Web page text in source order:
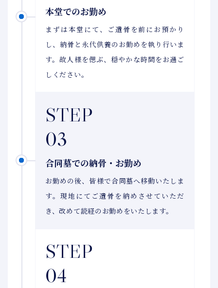
本堂でのお勤め
まずは本堂にて、ご遺骨を前にお預かり
し、納骨と永代供養のお勤めを執り行いま
す。故人様を偲ぶ、穏やかな時間をお過ご
しください。
STEP
03
合同墓での納骨・お勤め
お勤めの後、皆様で合同墓へ移動いたしま
す。現地にてご遺骨を納めさせていただ
き、改めて読経のお勤めをいたします。
STEP
04